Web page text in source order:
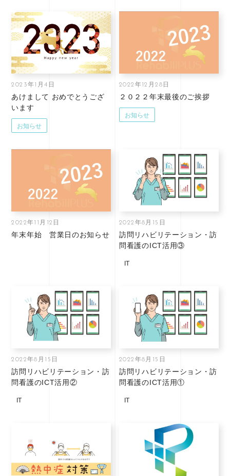
2023年1月4日
あけまして おめでとうござ
います
お知らせ
2022年12月28日
２０２２年末最後のご挨拶
お知らせ
2022年11月12日
年末年始 営業日のお知らせ
2022年8月15日
訪問リハビリテーション・訪
問看護のICT活用③
IT
2022年8月15日
訪問リハビリテーション・訪
問看護のICT活用②
IT
2022年8月15日
訪問リハビリテーション・訪
問看護のICT活用①
IT